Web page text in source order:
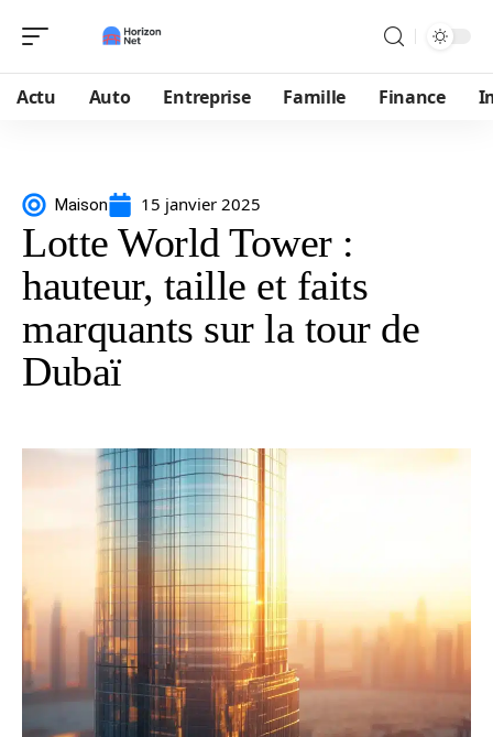
Actu Auto Entreprise Famille Finance
Maison 15 janvier 2025
Lotte World Tower :
hauteur, taille et faits
marquants sur la tour de
Dubaï